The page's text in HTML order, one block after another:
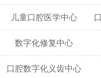
儿童口腔医学中心
数字化修复中心
口腔数字化义齿中心